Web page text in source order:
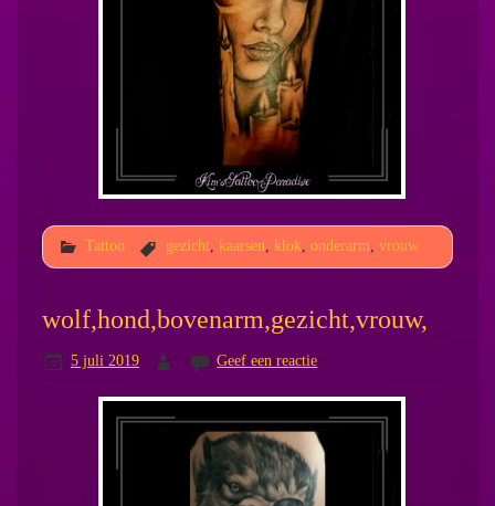
Tattoo gezicht, kaarsen, klok, onderarm, vrouw
wolf,hond,bovenarm,gezicht,vrouw,
5 juli 2019 Geef een reactie